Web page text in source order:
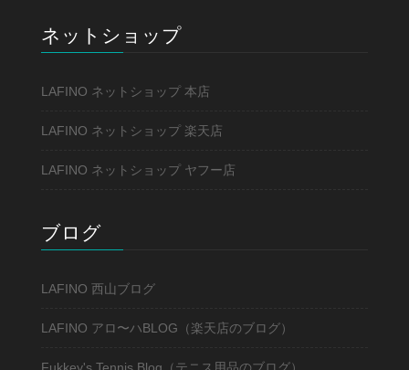
ネットショップ
LAFINO ネットショップ 本店
LAFINO ネットショップ 楽天店
LAFINO ネットショップ ヤフー店
ブログ
LAFINO 西山ブログ
LAFINO アロ〜ハBLOG（楽天店のブログ）